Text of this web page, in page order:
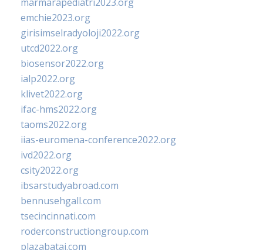
emchie2023.org
girisimselradyoloji2022.org
utcd2022.org
biosensor2022.org
ialp2022.org
klivet2022.org
ifac-hms2022.org
taoms2022.org
iias-euromena-conference2022.org
ivd2022.org
csity2022.org
ibsarstudyabroad.com
bennusehgall.com
tsecincinnati.com
roderconstructiongroup.com
plazabatai.com